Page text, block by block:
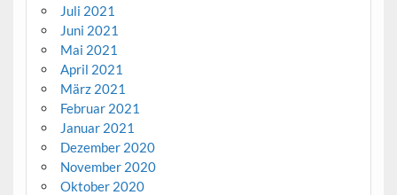
Juli 2021
Juni 2021
Mai 2021
April 2021
März 2021
Februar 2021
Januar 2021
Dezember 2020
November 2020
Oktober 2020